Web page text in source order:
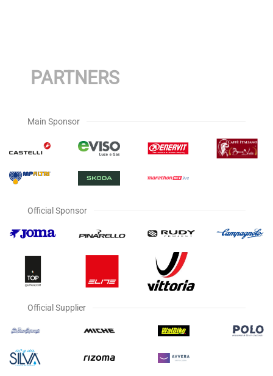
PARTNERS
Main Sponsor
Official Sponsor
Official Supplier